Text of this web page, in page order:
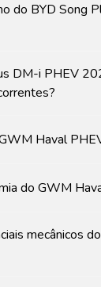
do BYD Song
DM-i PHEV
Haval
do GWM
mecânicos